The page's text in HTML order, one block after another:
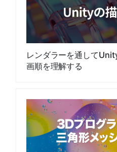
レンダラーを通して
画順を理解する